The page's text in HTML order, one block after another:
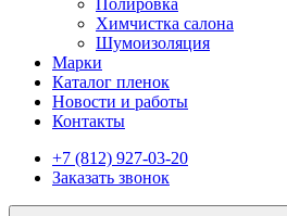
Полировка
Химчистка салона
Шумоизоляция
Марки
Каталог пленок
Новости и работы
Контакты
+7 (812) 927-03-20
Заказать звонок